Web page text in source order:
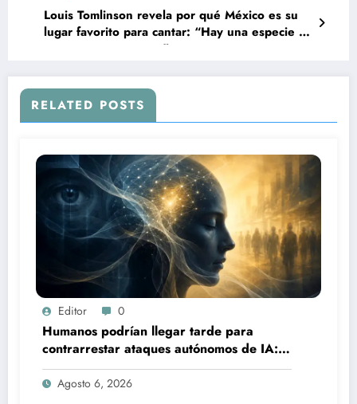
Louis Tomlinson revela por qué México es su
lugar favorito para cantar: “Hay una especie de
caos que me encanta”
RELATED POSTS
Editor 0
Humanos podrían llegar tarde para
contrarrestar ataques autónomos de IA:
experto
Agosto 6, 2026